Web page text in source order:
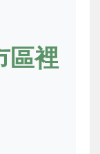
區裡